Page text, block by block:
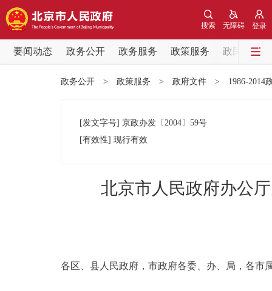
登录
无障碍
搜索
要闻动态 政务公开 政务服务 政策服务
政民互动
党中央精神
政策兑现
政务公开 > 政策服务 > 政府文件 > 1986-2014
[发文字号] 京政办发 〔2004〕 59号
[有效性] 现行有效
北京市人民政府办公
各区、县人民政府，市政府各委、办、局，各市